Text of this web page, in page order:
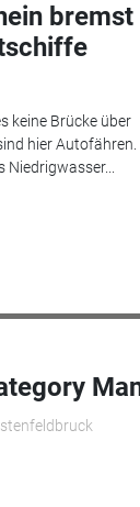
bremst
keine Brücke über
hier Autofähren.